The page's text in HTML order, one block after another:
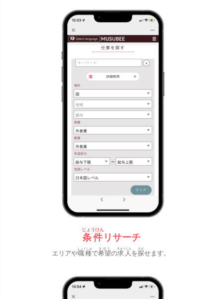
条件
じょうけん
リサーチ
エリアや職種
しょくしゅ
で希望
きぼう
の求人
きゅうじん
を探
さが
せます。